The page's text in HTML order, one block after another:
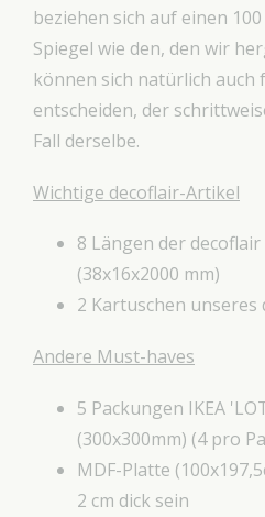
beziehen sich auf einen
Spiegel wie den, den wir
können sich natürlich auch
entscheiden, der
Fall derselbe.
Wichtige decoflair-Artikel
8 Längen der decoflair
(38x16x2000 mm)
2 Kartuschen unseres
Andere Must-haves
5 Packungen IKEA
(300x300mm) (4 pro
MDF-Platte
2 cm dick sein